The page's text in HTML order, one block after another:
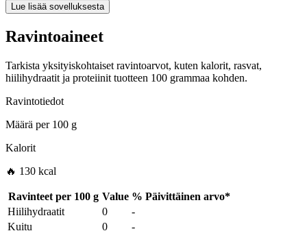
Lue lisää sovelluksesta
Ravintoaineet
Tarkista yksityiskohtaiset ravintoarvot, kuten kalorit, rasvat,
hiilihydraatit ja proteiinit tuotteen 100 grammaa kohden.
Ravintotiedot
Määrä per100 g
Kalorit
🔥 130 kcal
Ravinteet per 100 g Value % Päivittäinen arvo*
Hiilihydraatit
0
-
Kuitu
0
-